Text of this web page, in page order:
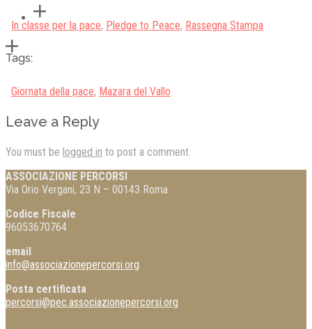
In classe per la pace, Pledge to Peace, Rassegna Stampa
Tags:
Giornata della pace, Mazara del Vallo
Leave a Reply
You must be logged in to post a comment.
ASSOCIAZIONE PERCORSI
Via Orio Vergani, 23 N – 00143 Roma
Codice Fiscale
96053670764
email
info@associazionepercorsi.org
Posta certificata
percorsi@pec.associazionepercorsi.org